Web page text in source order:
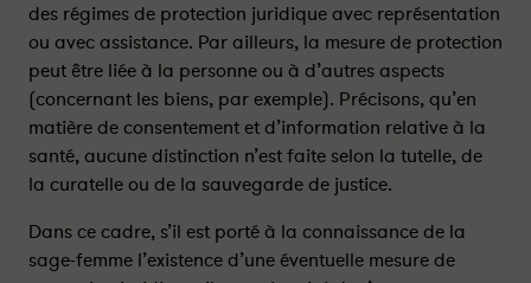
a
t
i
e
n
t
e
s
t
a
t
i
e
n
t
e
s
t
des régimes de protection juridique avec représentation
ou avec assistance. Par ailleurs, la mesure de protection
peut être liée à la personne ou à d’autres aspects
(concernant les biens, par exemple). Précisons, qu’en
matière de consentement et d’information relative à la
santé, aucune distinction n’est faite selon la tutelle, de
la curatelle ou de la sauvegarde de justice.
Dans ce cadre, s’il est porté à la connaissance de la
sage-femme l’existence d’une éventuelle mesure de